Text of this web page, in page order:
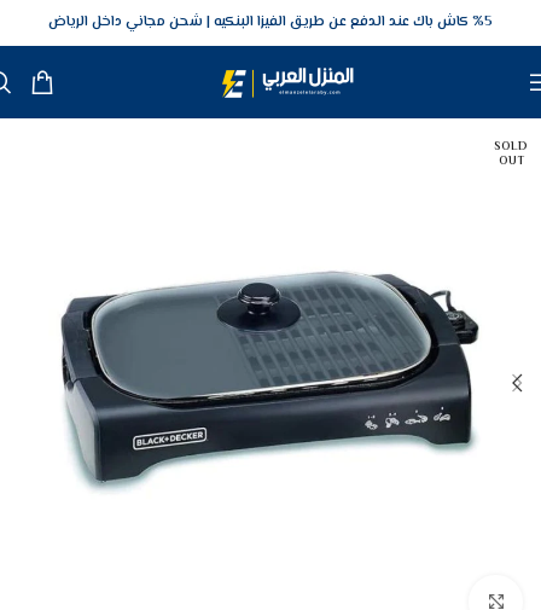
5‎% كاش باك عند الدفع عن طريق الفيزا البنكيه شحن مجاني داخل الرياض
SOLD
OUT